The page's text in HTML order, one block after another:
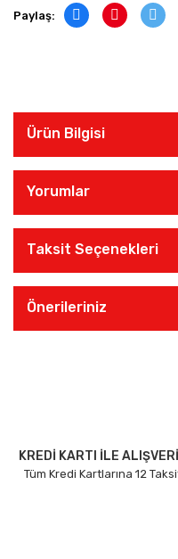
Paylaş:
Ürün Bilgisi
Yorumlar
Taksit Seçenekleri
Önerileriniz
KREDİ KARTI İLE
Tüm Kredi Kartlarına 12